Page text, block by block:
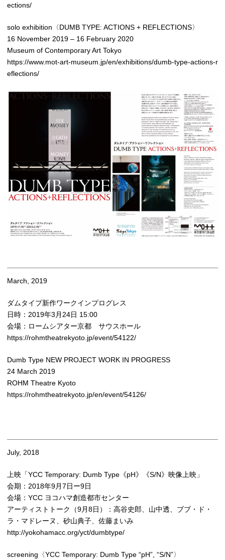
ections/
solo exhibition〈DUMB TYPE: ACTIONS + REFLECTIONS〉
16 November 2019 – 16 February 2020
Museum of Contemporary Art Tokyo
https://www.mot-art-museum.jp/en/exhibitions/dumb-type-actions-r
eflections/
March, 2019
ダムタイプ新作ワークインプログレス
日時：2019年3月24日 15:00
会場：ロームシアター京都 サウスホール
https://rohmtheatrekyoto.jp/event/54122/
Dumb Type NEW PROJECT WORK IN PROGRESS
24 March 2019
ROHM Theatre Kyoto
https://rohmtheatrekyoto.jp/en/event/54126/
July, 2018
上映「YCC Temporary: Dumb Type《pH》《S/N》映像上映」
会期：2018年9月7日ー9日
会場：YCC ヨコハマ創造都市センター
アーティストトーク（9月8日）：高谷史郎、山中透、ブブ・ド・
ラ・マドレーヌ、砂山典子、佐藤まいみ
http://yokohamacc.org/yct/dumbtype/
screening〈YCC Temporary: Dumb Type “pH”, “S/N”〉